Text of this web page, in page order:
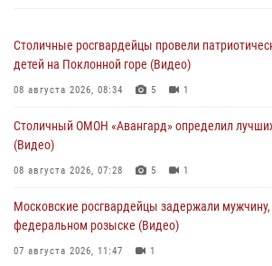
Столичные росгвардейцы провели
детей на Поклонной горе (Видео)
08 августа 2026, 08:34 5 1
Столичный ОМОН «Авангард» определил
(Видео)
08 августа 2026, 07:28 5 1
Московские росгвардейцы задержали
федеральном розыске (Видео)
07 августа 2026, 11:47 1